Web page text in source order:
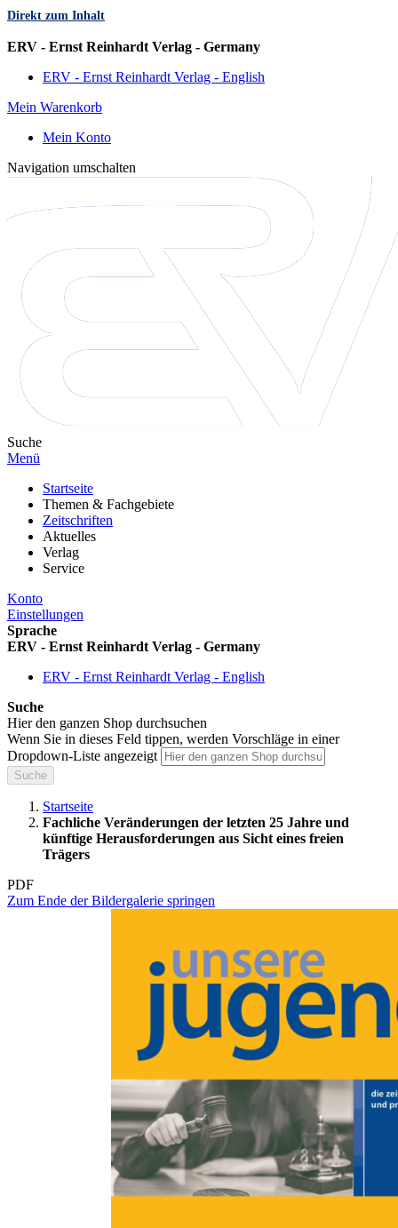
Direkt zum Inhalt
ERV - Ernst Reinhardt Verlag - Germany
ERV - Ernst Reinhardt Verlag - English
Mein Warenkorb
Mein Konto
Navigation umschalten
Suche
Menü
Startseite
Themen & Fachgebiete
Zeitschriften
Aktuelles
Verlag
Service
Konto
Einstellungen
Sprache
ERV - Ernst Reinhardt Verlag - Germany
ERV - Ernst Reinhardt Verlag - English
Suche
Hier den ganzen Shop durchsuchen
Wenn Sie in dieses Feld tippen, werden Vorschläge in einer
Dropdown-Liste angezeigt
Suche
Startseite
Fachliche Veränderungen der letzten 25 Jahre und
künftige Herausforderungen aus Sicht eines freien
Trägers
PDF
Zum Ende der Bildergalerie springen